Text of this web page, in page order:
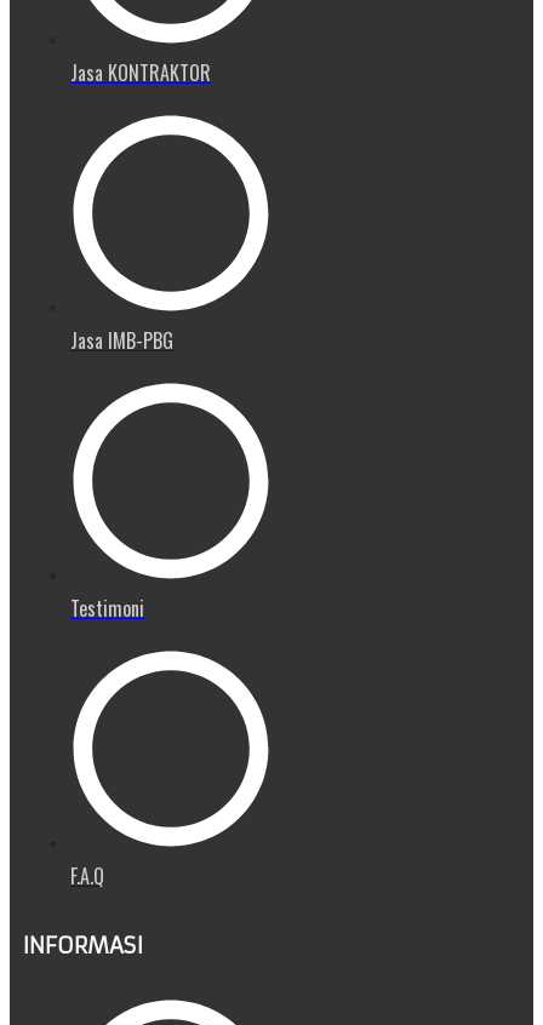
Jasa KONTRAKTOR
Jasa IMB-PBG
Testimoni
F.A.Q
INFORMASI